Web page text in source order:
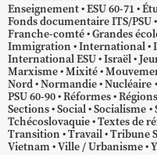
Enseignement ESU 60-71
Fonds documentaire ITS/PSU
Franche-comté Grandes
Immigration International
International ESU Israël
Marxisme Mixité
Nord Normandie Nucléaire
PSU 60-90 Réformes Régions
Sections Social Socialisme
Tchécoslovaquie Textes de
Transition Travail Tribune
Vietnam Ville / Urbanisme